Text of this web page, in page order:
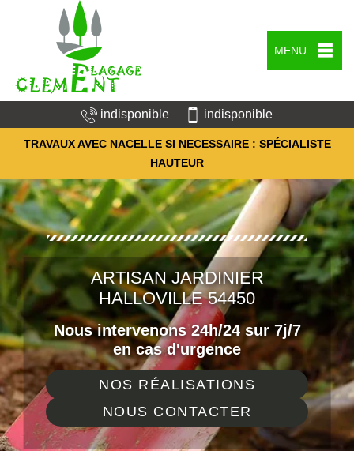
MENU
indisponible indisponible
TRAVAUX AVEC NACELLE SI NECESSAIRE : SPÉCIALISTE
HAUTEUR
ARTISAN JARDINIER
HALLOVILLE 54450
Nous intervenons 24h/24 sur 7j/7
en cas d'urgence
NOS RÉALISATIONS
NOUS CONTACTER